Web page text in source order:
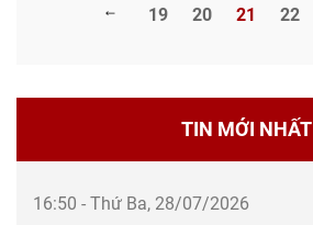
19 20 21 22
TIN MỚI NHẤT
16:50 - Thứ Ba, 28/07/2026